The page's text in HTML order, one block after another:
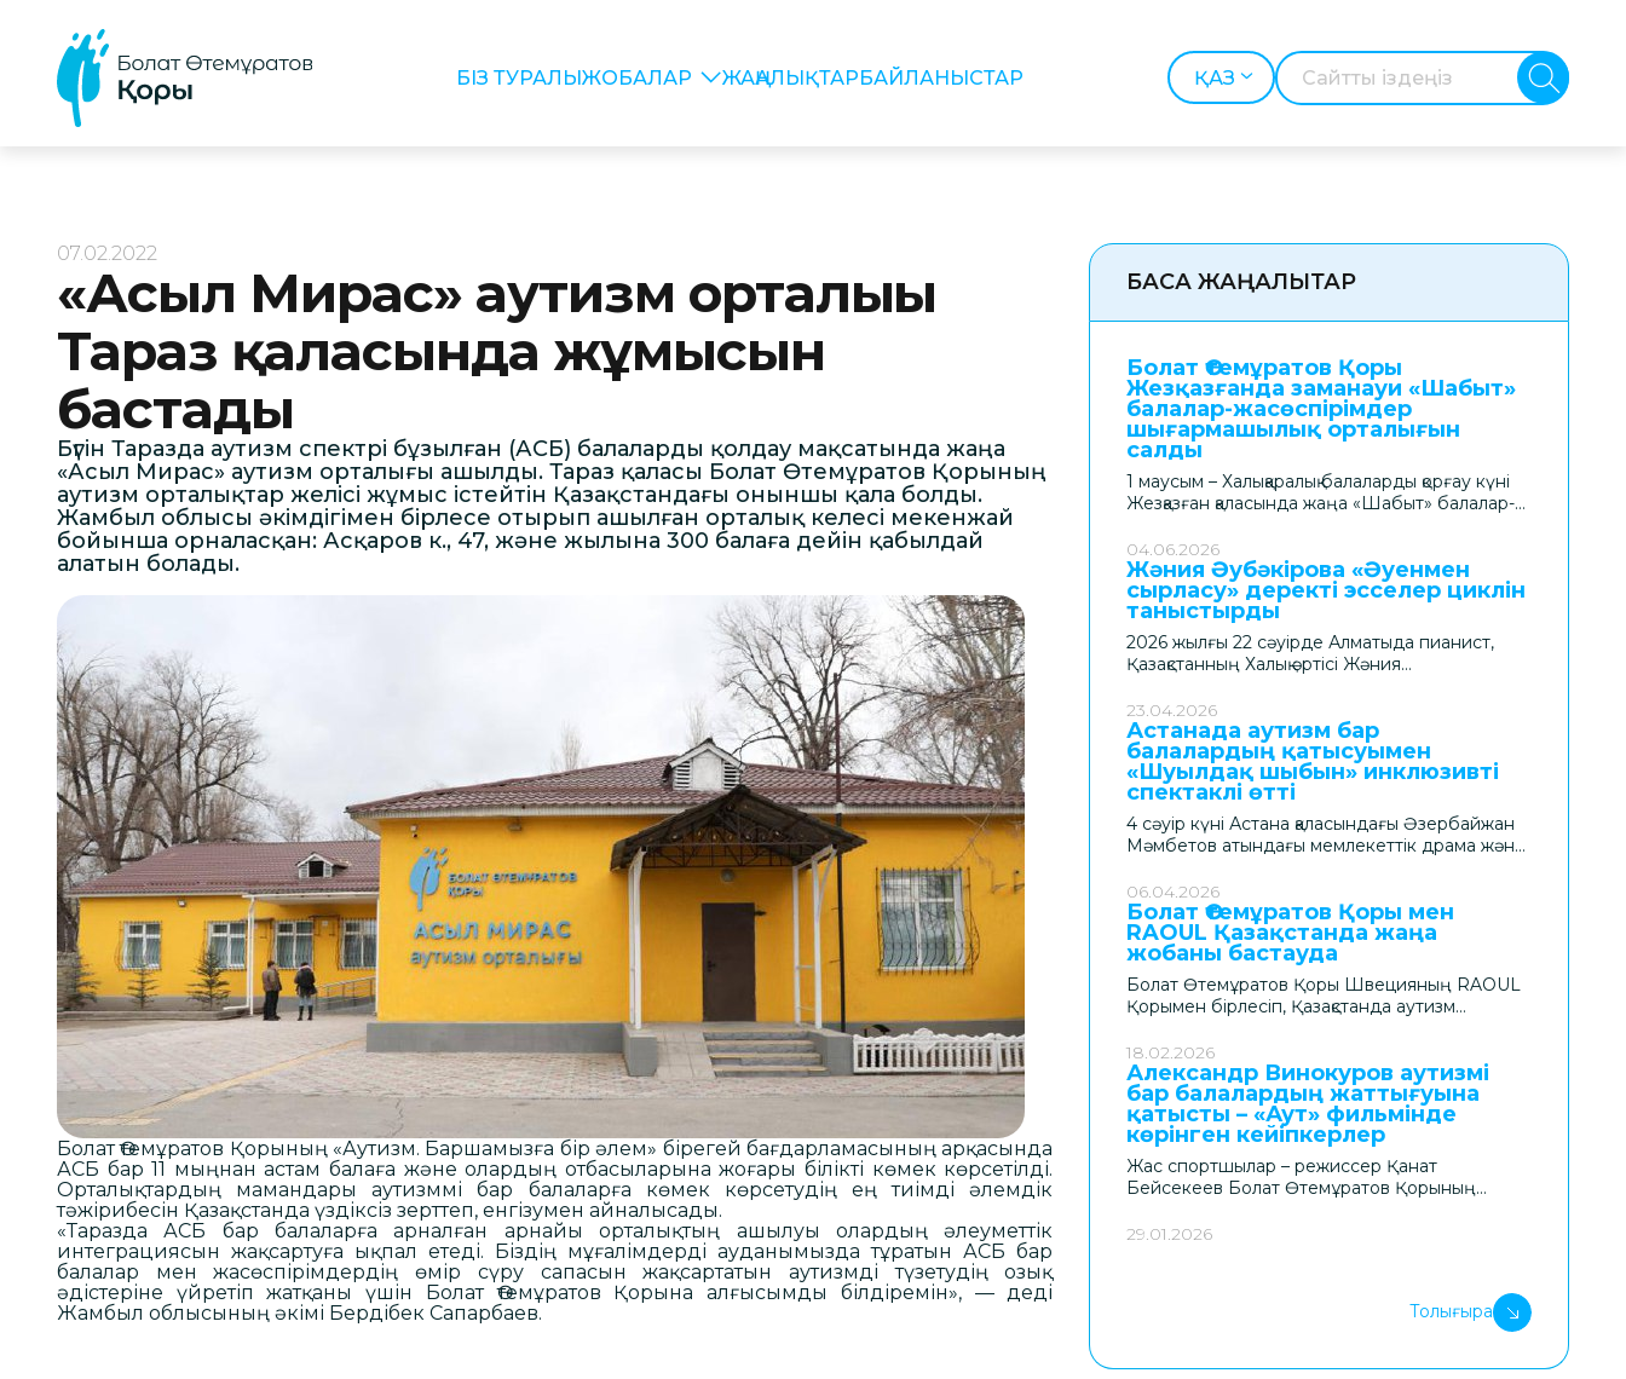
БІЗ ТУРАЛЫЖОБАЛАР ЖАҢАЛЫҚТАРБАЙЛАНЫСТАР
07.02.2022
«Асыл Мирас» аутизм орталығы
Тараз қаласында жұмысын
бастады
Бүгін Таразда аутизм спектрі бұзылған (АСБ) балаларды қолдау мақсатында жаңа
«Асыл Мирас» аутизм орталығы ашылды. Тараз қаласы Болат Өтемұратов Қорының
аутизм орталықтар желісі жұмыс істейтін Қазақстандағы оныншы қала болды.
Жамбыл облысы әкімдігімен бірлесе отырып ашылған орталық келесі мекенжай
бойынша орналасқан: Асқаров к., 47, және жылына 300 балаға дейін қабылдай
алатын болады.
Болат Өтемұратов Қорының «Аутизм. Баршамызға бір әлем» бірегей бағдарламасының арқасында
АСБ бар 11 мыңнан астам балаға және олардың отбасыларына жоғары білікті көмек көрсетілді.
Орталықтардың мамандары аутизммі бар балаларға көмек көрсетудің ең тиімді әлемдік
тәжірибесін Қазақстанда үздіксіз зерттеп, енгізумен айналысады.
«Таразда АСБ бар балаларға арналған арнайы орталықтың ашылуы олардың әлеуметтік
интеграциясын жақсартуға ықпал етеді. Біздің мұғалімдерді ауданымызда тұратын АСБ бар
балалар мен жасөспірімдердің өмір сүру сапасын жақсартатын аутизмді түзетудің озық
әдістеріне үйретіп жатқаны үшін Болат Өтемұратов Қорына алғысымды білдіремін», — деді
Жамбыл облысының әкімі Бердібек Сапарбаев.
БАСҚА ЖАҢАЛЫҚТАР
Болат Өтемұратов Қоры
Жезқазғанда заманауи «Шабыт»
балалар-жасөспірімдер
шығармашылық орталығын
салды
1 маусым – Халықаралық балаларды қорғау күні
Жезқазған қаласында жаңа «Шабыт» балалар-
ресми ашылу рәсімі өтті. Бұл – өңір
балаларына арналған заманауи білім беру
және шығармашылық кеңістіктерінің бірі.
Нысан Болат Өтемұратов Қорының
қолдауымен салынды.
04.06.2026
Жәния Әубәкірова «Әуенмен
сырласу» деректі эсселер циклін
таныстырды
2026 жылғы 22 сәуірде Алматыда пианист,
Қазақстанның Халық әртісі Жәния
сырласу» деректі эсселер циклінің
тұсаукесері өтті. Музыканттың ішкі әлемі мен
орындаушылық өнер табиғатын арқау еткен
жоба Болат Өтемұратов Қоры қолдауымен
жүзеге асырылды.
23.04.2026
Астанада аутизм бар
балалардың қатысуымен
«Шуылдақ шыбын» инклюзивті
спектаклі өтті
4 сәуір күні Астана қаласындағы Әзербайжан
Мәмбетов атындағы мемлекеттік драма және
өнер ордасы ғана емес, қоғамдық маңызы
айрықша кеңістікке айналды. Осында аутизм
спектрінің бұзылысы (АСБ) бар балалар мен
жасөспірімдердің қатысуымен «Шуылдақ
шыбын» инклюзивті мюзиклі көрерменге жол
тартты. Қойылым аншлагпен өтті.
06.04.2026
Болат Өтемұратов Қоры мен
RAOUL Қазақстанда жаңа
жобаны бастауда
Болат Өтемұратов Қоры Швецияның RAOUL
Қорымен бірлесіп, Қазақстанда аутизм
арналған сүйемелденетін жұмыспен қамту
(Supported Employment) жүйесін дамытуға
бағытталған жаңа ауқымды жобаның
басталғанын жариялайды.
18.02.2026
Александр Винокуров аутизмі
бар балалардың жаттығуына
қатысты – «Аут» фильмінде
көрінген кейіпкерлер
Жас спортшылар – режиссер Қанат
Бейсекеев Болат Өтемұратов Қорының
деректі фильмінің кейіпкерлері.
29.01.2026
Толығырақ